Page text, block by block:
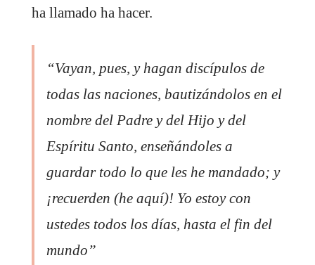
ha llamado ha hacer.
“Vayan, pues, y hagan discípulos de
todas las naciones, bautizándolos en el
nombre del Padre y del Hijo y del
Espíritu Santo, enseñándoles a
guardar todo lo que les he mandado; y
¡recuerden (he aquí)! Yo estoy con
ustedes todos los días, hasta el fin del
mundo”